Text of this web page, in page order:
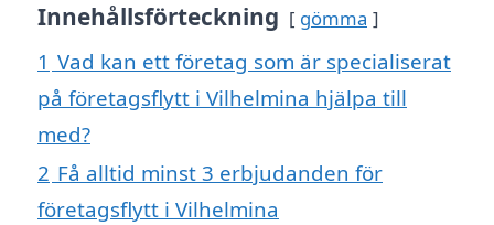
Innehållsförteckning gömma
1 Vad kan ett företag som är specialiserat
på företagsflytt i Vilhelmina hjälpa till
med?
2 Få alltid minst 3 erbjudanden för
företagsflytt i Vilhelmina